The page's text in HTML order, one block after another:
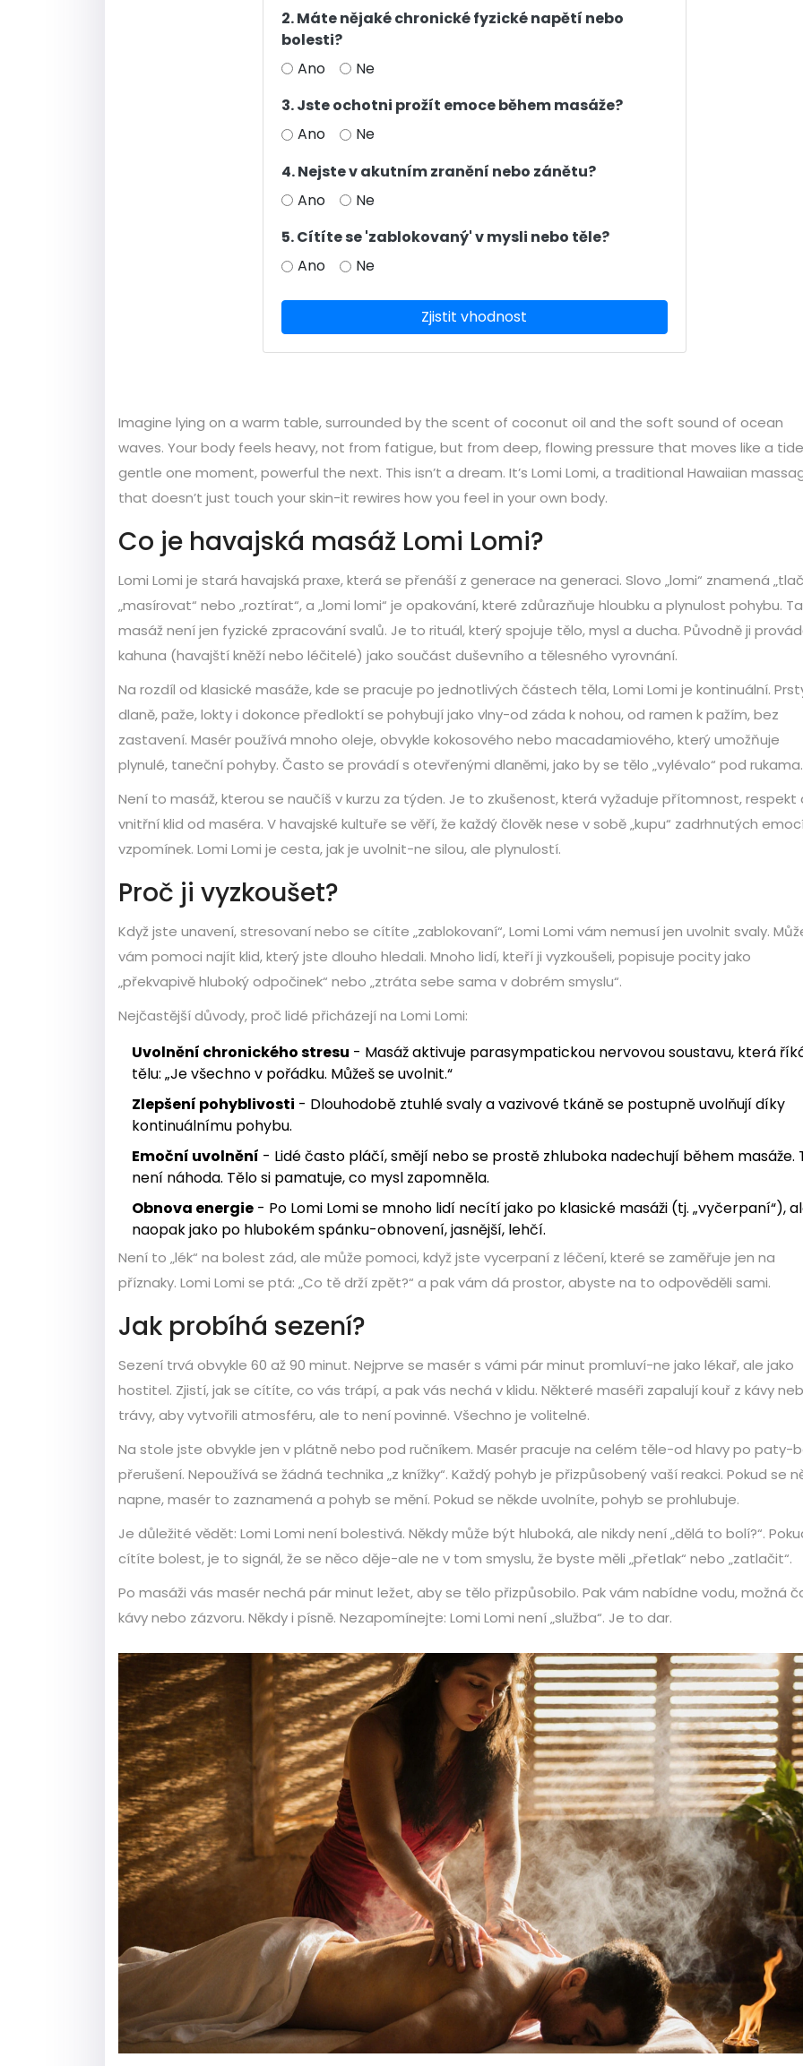
2. Máte nějaké chronické fyzické napětí nebo
bolesti?
Ano
Ne
3. Jste ochotni prožít emoce během masáže?
Ano
Ne
4. Nejste v akutním zranění nebo zánětu?
Ano
Ne
5. Cítíte se 'zablokovaný' v mysli nebo těle?
Ano
Ne
Zjistit vhodnost
Imagine lying on a warm table, surrounded by the scent of coconut oil and the soft sound of ocean
waves. Your body feels heavy, not from fatigue, but from deep, flowing pressure that moves like a
gentle one moment, powerful the next. This isn’t a dream. It’s Lomi Lomi, a traditional Hawaiian
that doesn’t just touch your skin-it rewires how you feel in your own body.
Co je havajská masáž Lomi Lomi?
Lomi Lomi je stará havajská praxe, která se přenáší z generace na generaci. Slovo „lomi“ znamená
„masírovat“ nebo „roztírat“, a „lomi lomi“ je opakování, které zdůrazňuje hloubku a plynulost pohybu.
masáž není jen fyzické zpracování svalů. Je to rituál, který spojuje tělo, mysl a ducha. Původně ji
kahuna (havajští kněží nebo léčitelé) jako součást duševního a tělesného vyrovnání.
Na rozdíl od klasické masáže, kde se pracuje po jednotlivých částech těla, Lomi Lomi je kontinuální.
dlaně, paže, lokty i dokonce předloktí se pohybují jako vlny-od záda k nohou, od ramen k pažím, bez
zastavení. Masér používá mnoho oleje, obvykle kokosového nebo macadamiového, který umožňuje
plynulé, taneční pohyby. Často se provádí s otevřenými dlaněmi, jako by se tělo „vylévalo“ pod rukama.
Není to masáž, kterou se naučíš v kurzu za týden. Je to zkušenost, která vyžaduje přítomnost, respekt
vnitřní klid od maséra. V havajské kultuře se věří, že každý člověk nese v sobě „kupu“ zadrhnutých
vzpomínek. Lomi Lomi je cesta, jak je uvolnit-ne silou, ale plynulostí.
Proč ji vyzkoušet?
Když jste unavení, stresovaní nebo se cítíte „zablokovaní“, Lomi Lomi vám nemusí jen uvolnit svaly.
vám pomoci najít klid, který jste dlouho hledali. Mnoho lidí, kteří ji vyzkoušeli, popisuje pocity jako
„překvapivě hluboký odpočinek“ nebo „ztráta sebe sama v dobrém smyslu“.
Nejčastější důvody, proč lidé přicházejí na Lomi Lomi:
Uvolnění chronického stresu - Masáž aktivuje parasympatickou nervovou soustavu, která
tělu: „Je všechno v pořádku. Můžeš se uvolnit.“
Zlepšení pohyblivosti - Dlouhodobě ztuhlé svaly a vazivové tkáně se postupně uvolňují díky
kontinuálnímu pohybu.
Emoční uvolnění - Lidé často pláčí, smějí nebo se prostě zhluboka nadechují během masáže.
není náhoda. Tělo si pamatuje, co mysl zapomněla.
Obnova energie - Po Lomi Lomi se mnoho lidí necítí jako po klasické masáži (tj. „vyčerpaní“),
naopak jako po hlubokém spánku-obnovení, jasnější, lehčí.
Není to „lék“ na bolest zád, ale může pomoci, když jste vycerpaní z léčení, které se zaměřuje jen na
příznaky. Lomi Lomi se ptá: „Co tě drží zpět?“ a pak vám dá prostor, abyste na to odpověděli sami.
Jak probíhá sezení?
Sezení trvá obvykle 60 až 90 minut. Nejprve se masér s vámi pár minut promluví-ne jako lékař, ale jako
hostitel. Zjistí, jak se cítíte, co vás trápí, a pak vás nechá v klidu. Některé maséři zapalují kouř z kávy
trávy, aby vytvořili atmosféru, ale to není povinné. Všechno je volitelné.
Na stole jste obvykle jen v plátně nebo pod ručníkem. Masér pracuje na celém těle-od hlavy po paty-
přerušení. Nepoužívá se žádná technika „z knížky“. Každý pohyb je přizpůsobený vaší reakci. Pokud se
napne, masér to zaznamená a pohyb se mění. Pokud se někde uvolníte, pohyb se prohlubuje.
Je důležité vědět: Lomi Lomi není bolestivá. Někdy může být hluboká, ale nikdy není „dělá to bolí?“.
cítíte bolest, je to signál, že se něco děje-ale ne v tom smyslu, že byste měli „přetlak“ nebo „zatlačit“.
Po masáži vás masér nechá pár minut ležet, aby se tělo přizpůsobilo. Pak vám nabídne vodu, možná
kávy nebo zázvoru. Někdy i písně. Nezapomínejte: Lomi Lomi není „služba“. Je to dar.